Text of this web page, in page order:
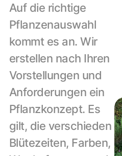
Auf die richtige
Pflanzenauswahl
kommt es an. Wir
erstellen nach Ihren
Vorstellungen und
Anforderungen ein
Pflanzkonzept. Es
gilt, die verschieden
Blütezeiten, Farben,